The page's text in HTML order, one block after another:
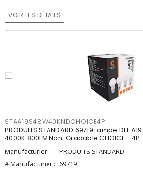
VOIR LES DÉTAILS
STAA19S48W40KNDCHOICE4P
PRODUITS STANDARD 69719 Lampe DEL
4000K 800LM Non-Gradable CHOICE - 4P
Manufacturier :
PRODUITS STANDARD
# Manufacturier : 69719